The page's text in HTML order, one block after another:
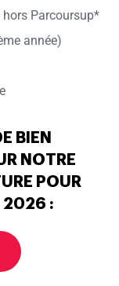
hors Parcoursup*
année)
BIEN
NOTRE
POUR
2026 :